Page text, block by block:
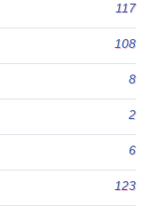
117
108
8
2
6
123